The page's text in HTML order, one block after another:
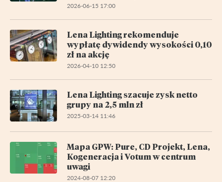
2026-06-15 17:00
Lena Lighting rekomenduje
wypłatę dywidendy wysokości 0,10
zł na akcję
2026-04-10 12:50
Lena Lighting szacuje zysk netto
grupy na 2,5 mln zł
2025-03-14 11:46
Mapa GPW: Pure, CD Projekt, Lena,
Kogeneracja i Votum w centrum
uwagi
2024-08-07 12:20